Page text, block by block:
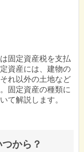
固定資産税を支払
資産には、建物の
れ以外の土地など
固定資産の種類に
て解説します。
から？